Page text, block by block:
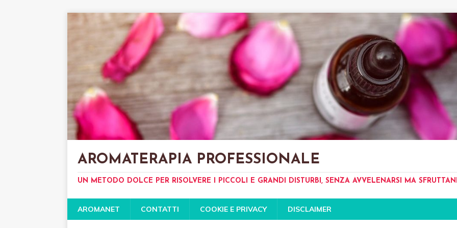
AROMATERAPIA PROFESSIONALE
UN METODO DOLCE PER RISOLVERE I PICCOLI E GRANDI DISTURBI, SENZA AVVELENARSI MA
AROMANET CONTATTI COOKIE E PRIVACY DISCLAIMER